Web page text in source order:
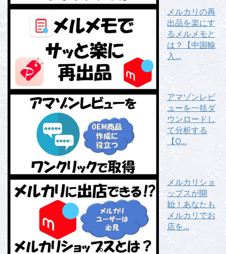
メルカリの再
出品を楽にす
るメルメモと
は？【中国輸
入...
アマゾンレビ
ューを一括ダ
ウンロードし
て分析する
【O...
メルカリショ
ップスが開
始！あなたも
メルカリでお
店を...